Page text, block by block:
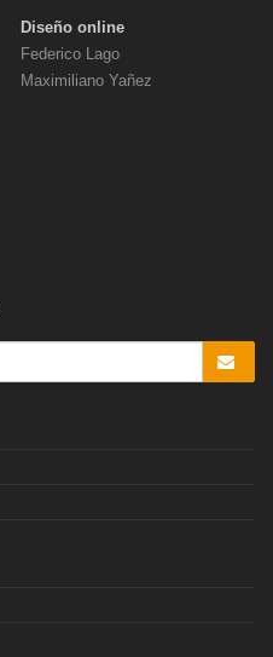
Diseño online
Federico Lago
Maximiliano Yañez